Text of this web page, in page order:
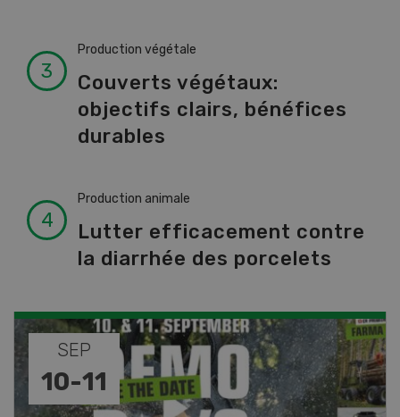
Production végétale
Couverts végétaux:
objectifs clairs, bénéfices
durables
Production animale
Lutter efficacement contre
la diarrhée des porcelets
NOV
08-
DÉC
31